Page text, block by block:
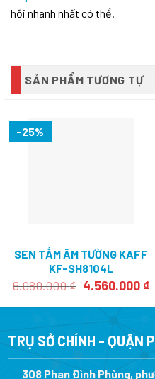
hồi nhanh nhất có thể.
SẢN PHẨM TƯƠNG TỰ
-25%
SEN TẮM ÂM TƯỜNG KAFF
KF-SH8104L
6.080.000₫ Giá
là:
4.560.000 ₫
TRỤ SỞ CHÍNH - QUẬN
308 Phan Đình Phùng,